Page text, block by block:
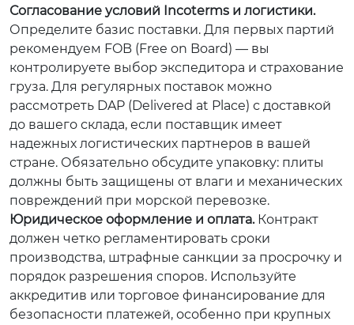
Согласование условий Incoterms и логистики.
Определите базис поставки. Для первых партий
рекомендуем FOB (Free on Board) — вы
контролируете выбор экспедитора и страхование
груза. Для регулярных поставок можно
рассмотреть DAP (Delivered at Place) с доставкой
до вашего склада, если поставщик имеет
надежных логистических партнеров в вашей
стране. Обязательно обсудите упаковку: плиты
должны быть защищены от влаги и механических
повреждений при морской перевозке.
Юридическое оформление и оплата.Контракт
должен четко регламентировать сроки
производства, штрафные санкции за просрочку и
порядок разрешения споров. Используйте
аккредитив или торговое финансирование для
безопасности платежей, особенно при крупных